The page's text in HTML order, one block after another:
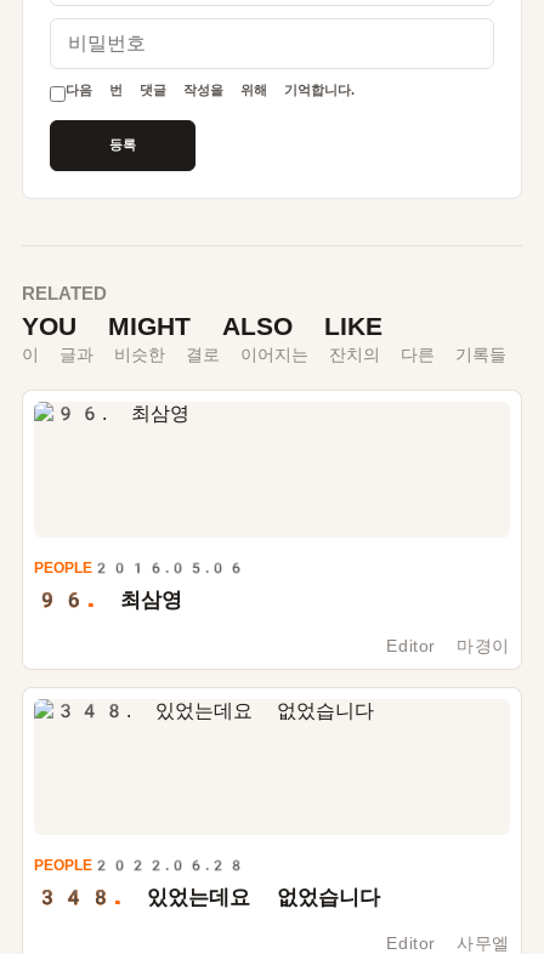
비밀번호
다음 번 댓글 작성을 위해 기억합니다.
RELATED
YOU MIGHT ALSO LIKE
이 글과 비슷한 결로 이어지는 잔치의 다른 기록들
PEOPLE 2016.05.06
96. 최삼영
Editor 마경이
PEOPLE 2022.06.28
348. 있었는데요 없었습니다
Editor 사무엘